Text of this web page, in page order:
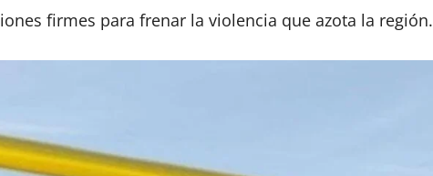
firmes para frenar la violencia que azota la región.